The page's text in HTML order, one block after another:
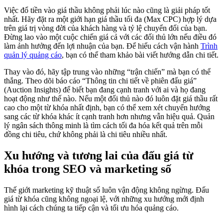
Việc đổ tiền vào giá thầu không phải lúc nào cũng là giải pháp tốt
nhất. Hãy đặt ra một giới hạn giá thầu tối đa (Max CPC) hợp lý dựa
trên giá trị vòng đời của khách hàng và tỷ lệ chuyển đổi của bạn.
Đừng lao vào một cuộc chiến giá cả với các đối thủ lớn nếu điều đó
làm ảnh hưởng đến lợi nhuận của bạn. Để hiểu cách vận hành Trình
quản lý quảng cáo, bạn có thể tham khảo bài viết hướng dẫn chi tiết.
Thay vào đó, hãy tập trung vào những “trận chiến” mà bạn có thể
thắng. Theo dõi báo cáo “Thông tin chi tiết về phiên đấu giá”
(Auction Insights) để biết bạn đang cạnh tranh với ai và họ đang
hoạt động như thế nào. Nếu một đối thủ nào đó luôn đặt giá thầu rất
cao cho một từ khóa nhất định, bạn có thể xem xét chuyển hướng
sang các từ khóa khác ít cạnh tranh hơn nhưng vẫn hiệu quả. Quản
lý ngân sách thông minh là tìm cách tối đa hóa kết quả trên mỗi
đồng chi tiêu, chứ không phải là chi tiêu nhiều nhất.
Xu hướng và tương lai của đấu giá từ
khóa trong SEO và marketing số
Thế giới marketing kỹ thuật số luôn vận động không ngừng. Đấu
giá từ khóa cũng không ngoại lệ, với những xu hướng mới định
hình lại cách chúng ta tiếp cận và tối ưu hóa quảng cáo.